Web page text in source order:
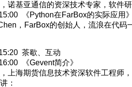
诺基亚通信的资深技术专家，软件研
《Python在FarBox的实际应用》
，FarBox的创始人，流浪在代码
茶歇、互动
《Gevent简介》
上海期货信息技术资深软件工程师
：